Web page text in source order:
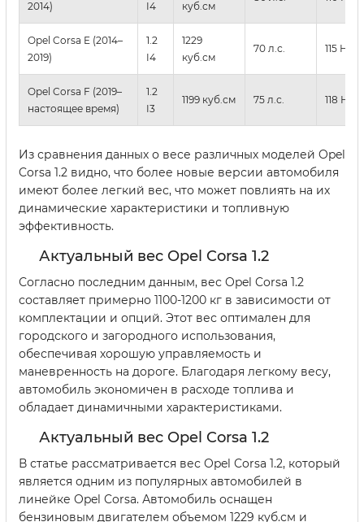
2014) I4 куб.см
Opel Corsa E (2014–
2019)
1.2
I4
1229
куб.см
70 л.с. 115 Нм
Opel Corsa F (2019–
настоящее время)
1.2
I3
1199 куб.см 75 л.с. 118 Нм
Из сравнения данных о весе различных моделей Opel
Corsa 1.2 видно, что более новые версии автомобиля
имеют более легкий вес, что может повлиять на их
динамические характеристики и топливную
эффективность.
Актуальный вес Opel Corsa 1.2
Согласно последним данным, вес Opel Corsa 1.2
составляет примерно 1100-1200 кг в зависимости от
комплектации и опций. Этот вес оптимален для
городского и загородного использования,
обеспечивая хорошую управляемость и
маневренность на дороге. Благодаря легкому весу,
автомобиль экономичен в расходе топлива и
обладает динамичными характеристиками.
Актуальный вес Opel Corsa 1.2
В статье рассматривается вес Opel Corsa 1.2, который
является одним из популярных автомобилей в
линейке Opel Corsa. Автомобиль оснащен
бензиновым двигателем объемом 1229 куб.см и